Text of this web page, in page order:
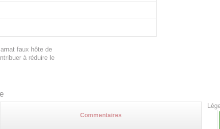
faux hôte de
à réduire le
Commentaires